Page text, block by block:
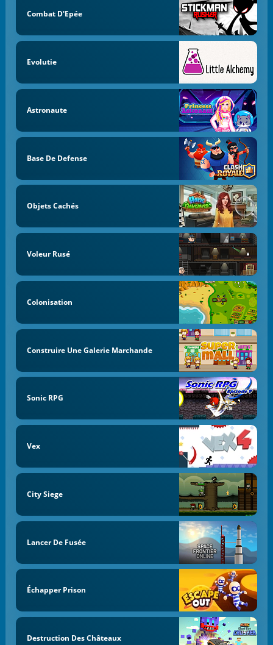
Combat D'Epée
Evolutie
Astronaute
Base De Defense
Objets Cachés
Voleur Rusé
Colonisation
Construire Une Galerie Marchande
Sonic RPG
Vex
City Siege
Lancer De Fusée
Échapper Prison
Destruction Des Châteaux